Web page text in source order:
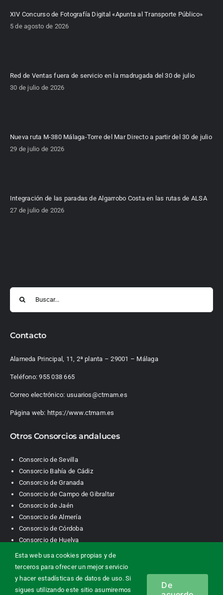
XIV Concurso de Fotografía Digital «Apunta al Transporte Público»
5 de agosto de 2026
Red de Ventas fuera de servicio en la madrugada del 30 de julio
30 de julio de 2026
Nueva ruta M-380 Málaga-Torre del Mar Directo a partir del 30 de julio
29 de julio de 2026
Integración de las paradas de Algarrobo Costa en las rutas de ALSA
27 de julio de 2026
Buscar:
Contacto
Alameda Principal, 11, 2ª planta – 29001 – Málaga
Teléfono:955 038 665
Correo electrónico: usuarios@ctmam.es
Página web: https://www.ctmam.es
Otros Consorcios andaluces
Consorcio de Sevilla
Consorcio Bahía de Cádiz
Consorcio de Granada
Consorcio de Campo de Gibraltar
Consorcio de Jaén
Consorcio de Almería
Consorcio de Córdoba
Consorcio de Huelva
Consorcio de Transporte Metropolitano. Área de Málaga |
Contacto| Información legal Política de privacidad|
Esta web usa cookies propias y de
terceros para ofrecer un mejor servicio
y hacer estadísticas de datos de uso. Si
sigues utilizando este sitio asumiremos
De